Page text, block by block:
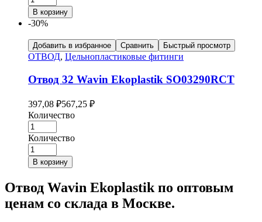
В корзину
-30%
Добавить в избранное Сравнить Быстрый просмотр
ОТВОД, Цельнопластиковые фитинги
Отвод 32 Wavin Ekoplastik SO03290RCT
397,08 ₽567,25 ₽
Количество
Количество
В корзину
Отвод Wavin Ekoplastik по оптовым
ценам со склада в Москве.